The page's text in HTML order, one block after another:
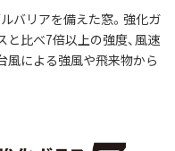
バリアを備えた窓。強化ガ
と比べ7倍以上の強度、風速
風による強風や飛来物から